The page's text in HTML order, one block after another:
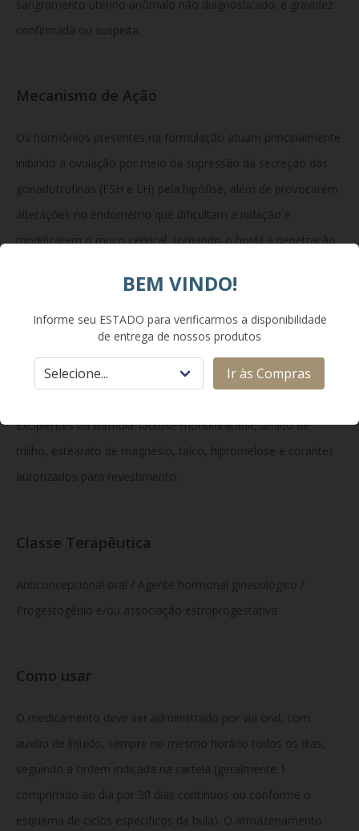
sangramento uterino anômalo não diagnosticado; e gravidez
confirmada ou suspeita.
Mecanismo de Ação
Os hormônios presentes na formulação atuam principalmente
inibindo a ovulação por meio da supressão da secreção das
gonadotrofinas (FSH e LH) pela hipófise, além de provocarem
alterações no endométrio que dificultam a nidação e
modificarem o muco cervical, tornando-o hostil à penetração
Composição
Cada comprimido revestido contém 1 mg de princípio ativo
Excipientes da fórmula: lactose monoidratada, amido de
milho, estearato de magnésio, talco, hipromelose e corantes
autorizados para revestimento.
Classe Terapêutica
Anticoncepcional oral / Agente hormonal ginecológico /
Progestogênio e/ou associação estroprogestativa
Como usar
O medicamento deve ser administrado por via oral, com
auxílio de líquido, sempre no mesmo horário todos os dias,
seguindo a ordem indicada na cartela (geralmente 1
comprimido ao dia por 30 dias contínuos ou conforme o
esquema de ciclos específicos da bula). O armazenamento
BEM VINDO!
Informe seu ESTADO para verificarmos a disponibilidade
de entrega de nossos produtos
Ir às Compras